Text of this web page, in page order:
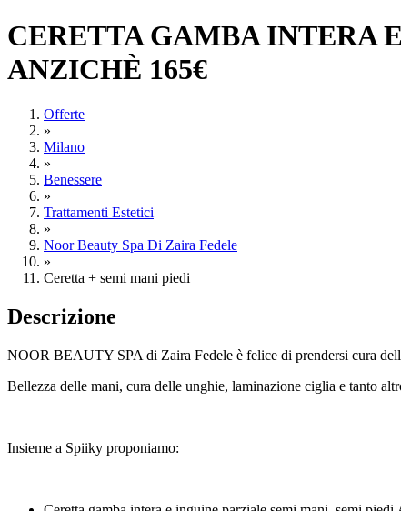
CERETTA GAMBA INTERA
ANZICHÈ 165€
Offerte
»
Milano
»
Benessere
»
Trattamenti Estetici
»
Noor Beauty Spa Di Zaira Fedele
»
Ceretta + semi mani piedi
Descrizione
NOOR BEAUTY SPA di Zaira Fedele è felice di prendersi cura
Bellezza delle mani, cura delle unghie, laminazione ciglia e tanto
Insieme a Spiiky proponiamo: